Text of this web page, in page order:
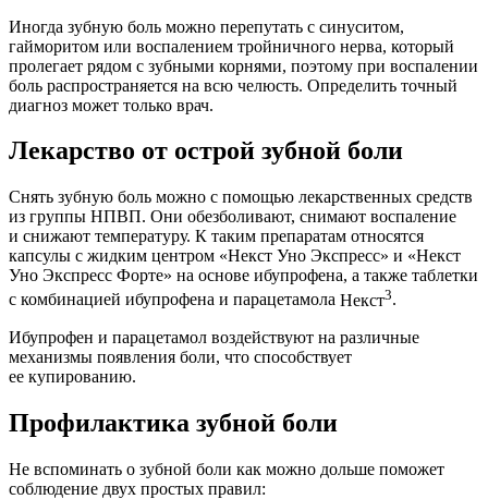
Иногда зубную боль можно перепутать с синуситом,
гайморитом или воспалением тройничного нерва, который
пролегает рядом с зубными корнями, поэтому при воспалении
боль распространяется на всю челюсть. Определить точный
диагноз может только врач.
Лекарство от острой зубной боли
Снять зубную боль можно с помощью лекарственных средств
из группы НПВП. Они обезболивают, снимают воспаление
и снижают температуру. К таким препаратам относятся
капсулы с жидким центром «Некст Уно Экспресс» и «Некст
Уно Экспресс Форте» на основе ибупрофена, а также таблетки
с комбинацией ибупрофена и парацетамола Некст3.
Ибупрофен и парацетамол воздействуют на различные
механизмы появления боли, что способствует
ее купированию.
Профилактика зубной боли
Не вспоминать о зубной боли как можно дольше поможет
соблюдение двух простых правил: